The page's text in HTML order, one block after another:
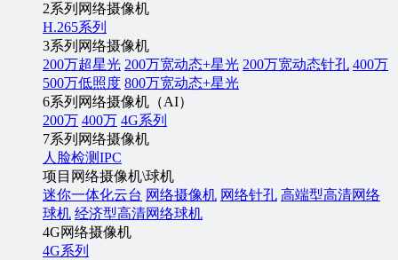
2系列网络摄像机
H.265系列
3系列网络摄像机
200万超星光 200万宽动态+星光 200万宽动态针孔 400万
500万低照度 800万宽动态+星光
6系列网络摄像机（AI）
200万 400万 4G系列
7系列网络摄像机
人脸检测IPC
项目网络摄像机\球机
迷你一体化云台 网络摄像机 网络针孔 高端型高清网络
球机 经济型高清网络球机
4G网络摄像机
4G系列